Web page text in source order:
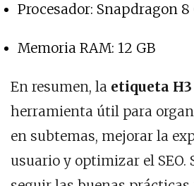
Procesador: Snapdragon 8
Memoria RAM: 12 GB
En resumen, la etiqueta H3
herramienta útil para
en subtemas, mejorar la
usuario y optimizar el SEO.